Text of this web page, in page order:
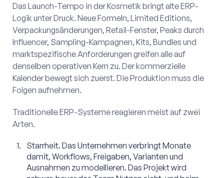
Das Launch-Tempo in der Kosmetik bringt alte ERP-
Logik unter Druck. Neue Formeln, Limited Editions,
Verpackungsänderungen, Retail-Fenster, Peaks durch
Influencer, Sampling-Kampagnen, Kits, Bundles und
marktspezifische Anforderungen greifen alle auf
denselben operativen Kern zu. Der kommerzielle
Kalender bewegt sich zuerst. Die Produktion muss die
Folgen aufnehmen.
Traditionelle ERP-Systeme reagieren meist auf zwei
Arten.
Starrheit. Das Unternehmen verbringt Monate
damit, Workflows, Freigaben, Varianten und
Ausnahmen zu modellieren. Das Projekt wird